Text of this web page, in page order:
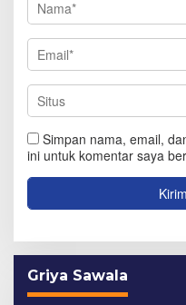
Simpan nama, email,
ini untuk komentar saya
Griya Sawala